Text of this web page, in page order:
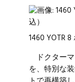
1460 YOTR
ドクター
を、特別な